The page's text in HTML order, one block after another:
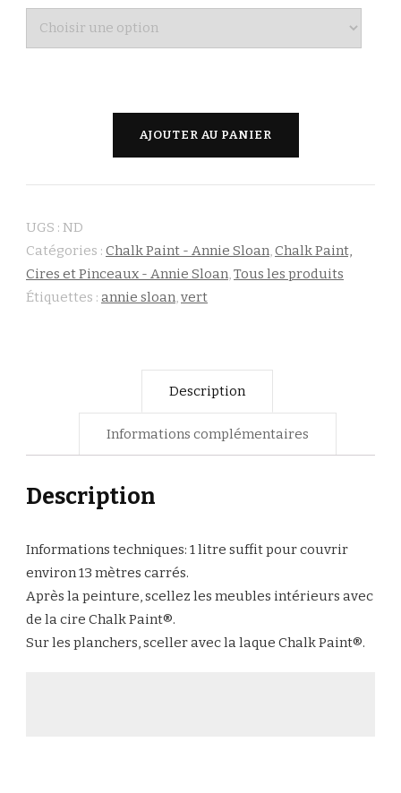
Amsterdam
-
Annie
Sloan
AJOUTER AU PANIER
UGS : ND
Catégories : Chalk Paint - Annie Sloan Chalk Paint,
Cires et Pinceaux - Annie Sloan Tous les produits
Étiquettes : annie sloan vert
Description
Informations complémentaires
Description
Informations techniques: 1 litre suffit pour couvrir
environ 13 mètres carrés.
Après la peinture, scellez les meubles intérieurs avec
de la cire Chalk Paint®.
Sur les planchers, sceller avec la laque Chalk Paint®.